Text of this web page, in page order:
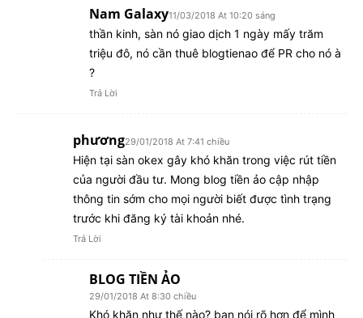
Nam Galaxy11/03/2018 At 10:20 sáng
thần kinh, sàn nó giao dịch 1 ngày mấy trăm
triệu đô, nó cần thuê blogtienao để PR cho nó à
?
Trả Lời
phương29/01/2018 At 7:41 chiều
Hiện tại sàn okex gây khó khăn trong việc rút tiền
của người đầu tư. Mong blog tiền ảo cập nhập
thông tin sớm cho mọi người biết được tình trạng
trước khi đăng ký tài khoản nhé.
Trả Lời
BLOG TIỀN ẢO
29/01/2018 At 8:30 chiều
Khó khăn như thế nào? bạn nói rõ hơn để mình